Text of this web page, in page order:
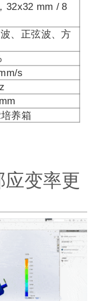
32x32 mm / 8
弦波、方
s
培养箱
变率更